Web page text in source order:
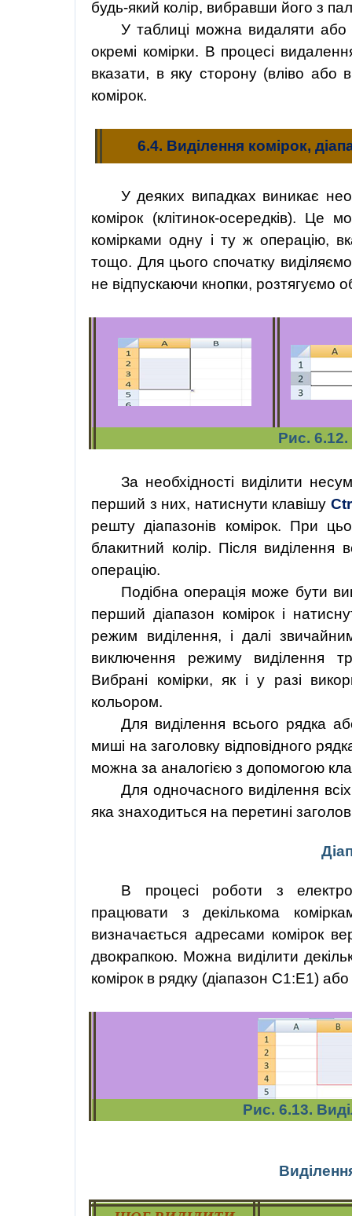
будь-який колір, вибравши його з
У таблиці можна видаляти або
окремі комірки. В процесі
вказати, в яку сторону (вліво або
комірок.
6.4. Виділення комірок,
У деяких випадках виникає
комірок (клітинок-осередків).
комірками одну і ту ж операцію,
тощо. Для цього спочатку
не відпускаючи кнопки, розтягуємо
Рис. 6.12.
За необхідності виділити
перший з них, натиснути клавішу
решту діапазонів комірок. При
блакитний колір. Після виділення
операцію.
Подібна операція може бути
перший діапазон комірок і
режим виділення, і далі
виключення режиму виділення
Вибрані комірки, як і у разі
кольором.
Для виділення всього рядка
миші на заголовку відповідного
можна за аналогією з допомогою
Для одночасного виділення
яка знаходиться на перетині
В процесі роботи з
працювати з декількома
визначається адресами комірок
двокрапкою. Можна виділити
комірок в рядку (діапазон С1:Е1)
Рис. 6.13.